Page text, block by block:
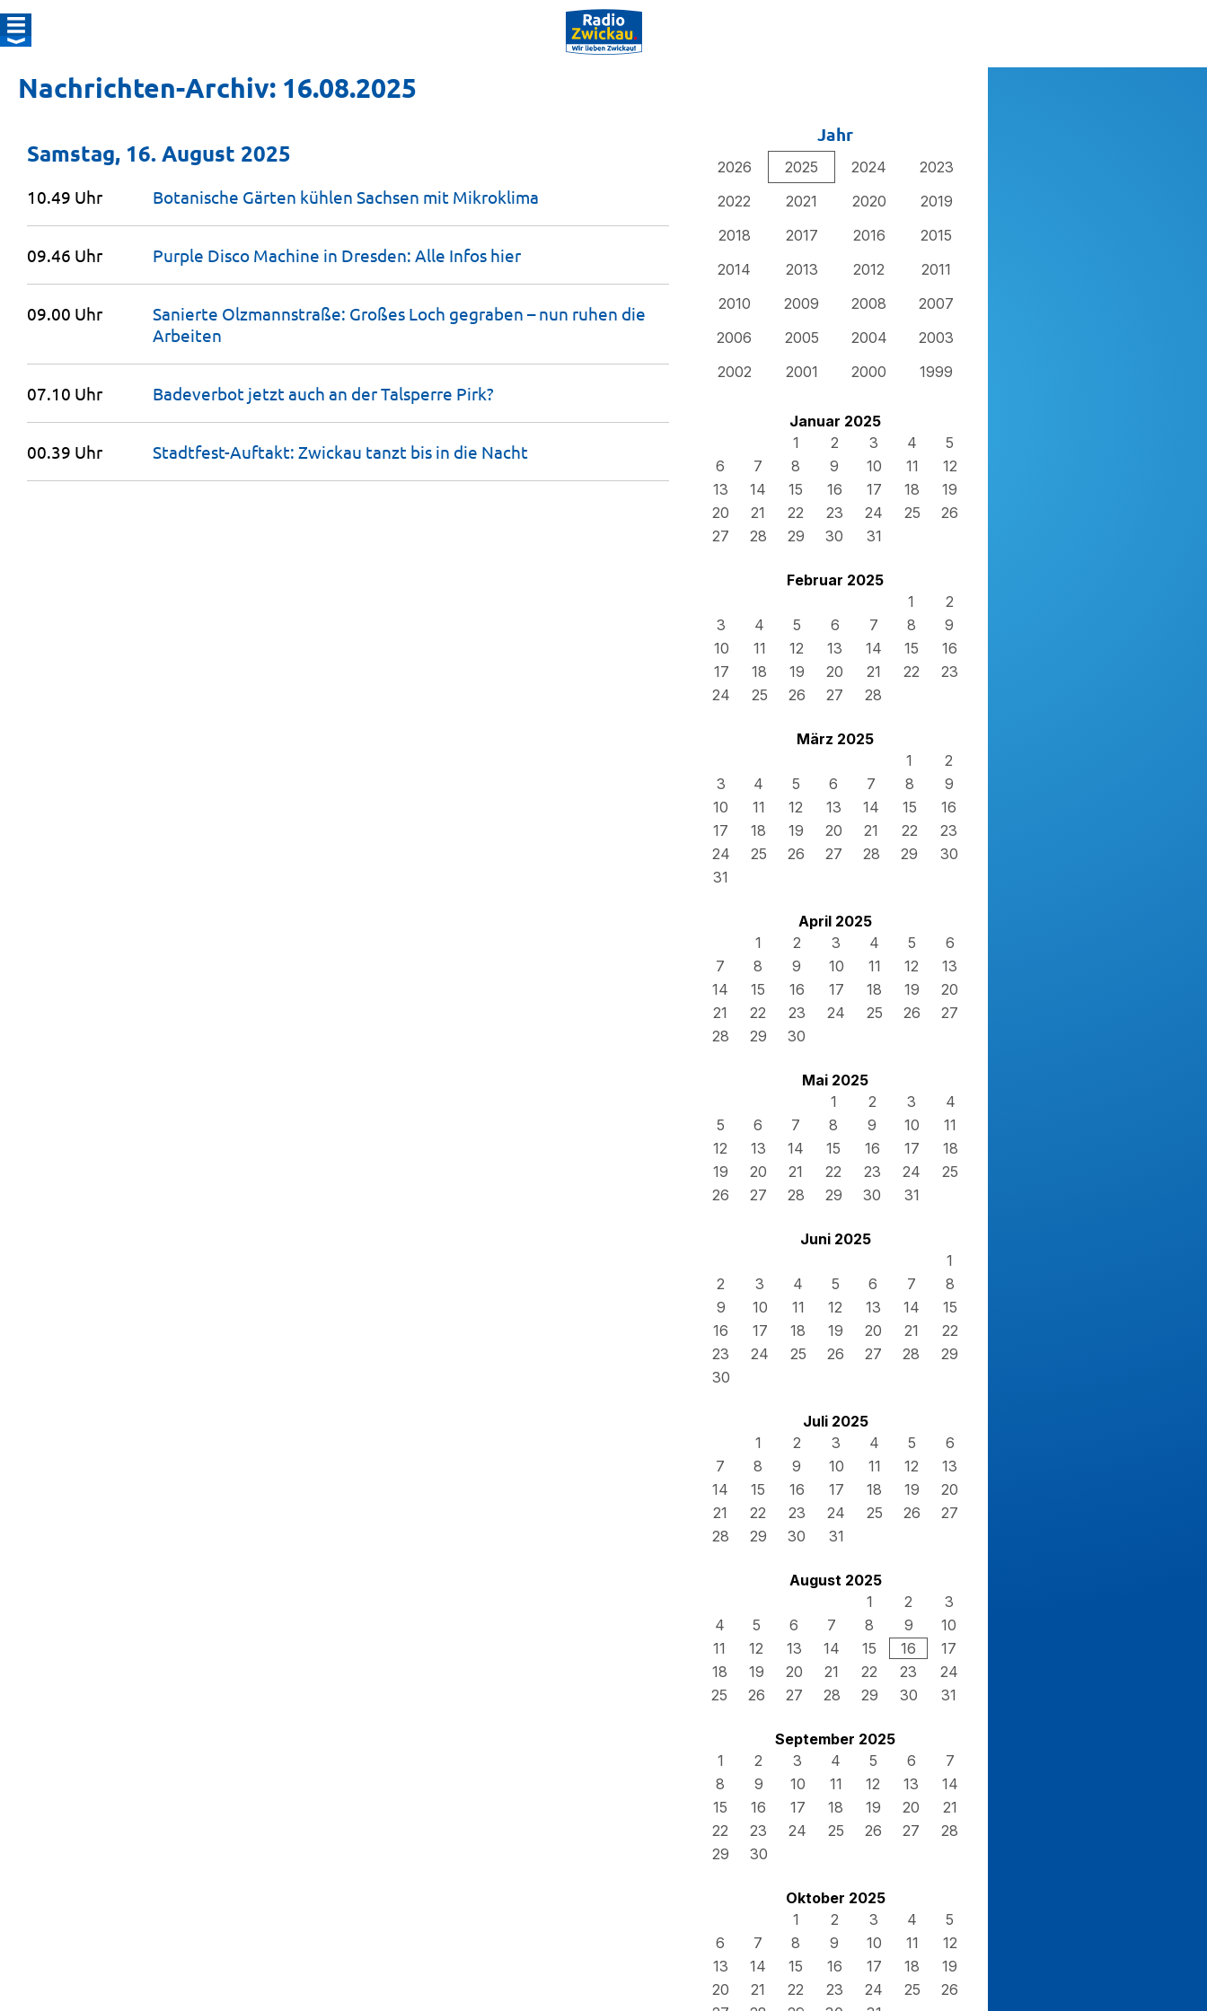
Nachrichten-Archiv: 16.08.2025
Jahr
2026 2025 2024
2023
2022
2021 2020
2019
2018
2017 2016
2015
2014
2013 2012
2011
2010
2009 2008
2007
2006
2005 2004
2003
2002
2001 2000 1999
Januar 2025
1
2 3 4
5
6
7 8 9 10 11
12
13
14 15 16 17 18
19
20
21 22 23 24 25
26
27
28 29 30 31
Februar 2025
1
2
3
4 5 6 7 8
9
10
11 12 13 14 15
16
17
18 19 20 21 22
23
24
25 26 27 28
März 2025
1
2
3
4 5 6 7 8
9
10
11 12 13 14 15
16
17
18 19 20 21 22
23
24
25 26 27 28 29
30
31
April 2025
1
2 3 4 5
6
7
8 9 10 11 12
13
14
15 16 17 18 19
20
21
22 23 24 25 26
27
28
29 30
Mai 2025
1
2 3
4
5
6 7 8 9 10
11
12
13 14 15 16 17
18
19
20 21 22 23 24
25
26
27 28 29 30 31
Juni 2025
1
2
3 4 5 6 7
8
9
10 11 12 13 14
15
16
17 18 19 20 21
22
23
24 25 26 27 28
29
30
Juli 2025
1
2 3 4 5
6
7
8 9 10 11 12
13
14
15 16 17 18 19
20
21
22 23 24 25 26
27
28
29 30 31
August 2025
1
2
3
4
5 6 7 8 9
10
11
12 13 14 15 16
17
18
19 20 21 22 23
24
25
26 27 28 29 30 31
September 2025
1
2 3 4 5 6
7
8
9 10 11 12 13
14
15
16 17 18 19 20
21
22
23 24 25 26 27
28
29
30
Oktober 2025
1
2 3 4
5
6
7 8 9 10 11
12
13
14 15 16 17 18
19
20
21 22 23 24 25
26
Samstag, 16. August 2025
10.49 Uhr Botanische Gärten kühlen Sachsen mit Mikroklima
09.46 Uhr Purple Disco Machine in Dresden: Alle Infos hier
09.00 Uhr
Sanierte Olzmannstraße: Großes Loch gegraben – nun ruhen die
Arbeiten
07.10 Uhr Badeverbot jetzt auch an der Talsperre Pirk?
00.39 Uhr Stadtfest-Auftakt: Zwickau tanzt bis in die Nacht